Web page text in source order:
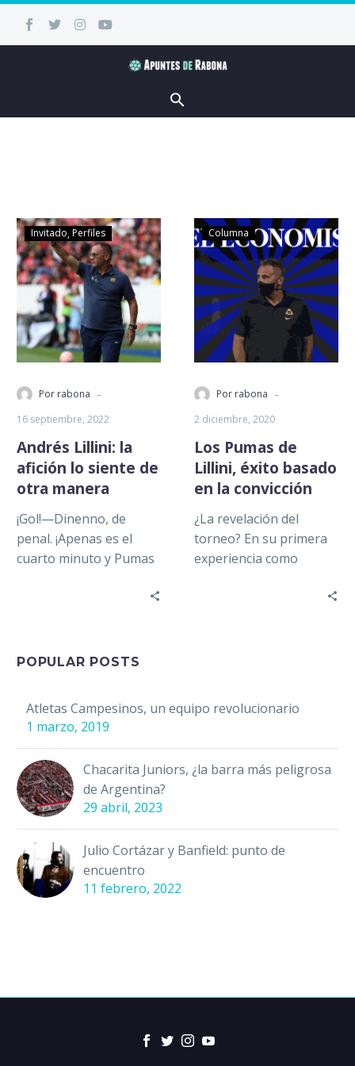
Invitado Perfiles
Por rabona -
16 septiembre, 2022
Andrés Lillini: la
afición lo siente de
otra manera
¡Gol!—Dinenno, de
penal. ¡Apenas es el
cuarto minuto y Pumas
Columna
Por rabona -
2 diciembre, 2020
Los Pumas de
Lillini, éxito basado
en la convicción
¿La revelación del
torneo? En su primera
experiencia como
POPULAR POSTS
Atletas Campesinos, un equipo revolucionario
1 marzo, 2019
Chacarita Juniors, ¿la barra más peligrosa
de Argentina?
29 abril, 2023
Julio Cortázar y Banfield: punto de
encuentro
11 febrero, 2022